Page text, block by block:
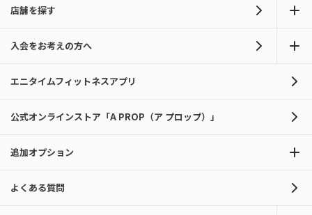
店舗を探す
入会をお考えの方へ
エニタイムフィットネスアプリ
公式オンラインストア「A PROP（ア プロップ）」
追加オプション
よくある質問